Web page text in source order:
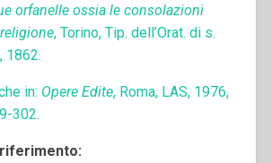
orfanelle ossia le consolazioni
, Torino, Tip. dell’Orat. di s.
1862.
in: Opere Edite, Roma, LAS, 1976,
302.